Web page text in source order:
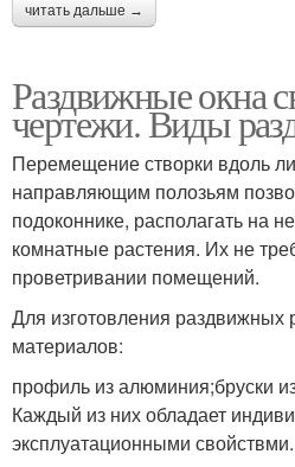
читать дальше →
Раздвижные окна
чертежи. Виды
Перемещение створки вдоль
направляющим полозьям
подоконнике, располагать на
комнатные растения. Их не
проветривании помещений.
Для изготовления раздвижных
материалов:
профиль из алюминия;бруски
Каждый из них обладает
эксплуатационными свойствми.